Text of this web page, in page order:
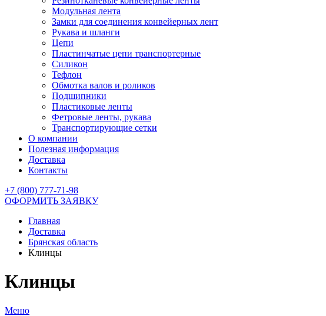
Модульная лента
Замки для соединения конвейерных лент
Рукава и шланги
Цепи
Пластинчатые цепи транспортерные
Силикон
Тефлон
Обмотка валов и роликов
Подшипники
Пластиковые ленты
Фетровые ленты, рукава
Транспортирующие сетки
О компании
Полезная информация
Доставка
Контакты
+7 (800) 777-71-98
ОФОРМИТЬ ЗАЯВКУ
Главная
Доставка
Брянская область
Клинцы
Клинцы
Меню